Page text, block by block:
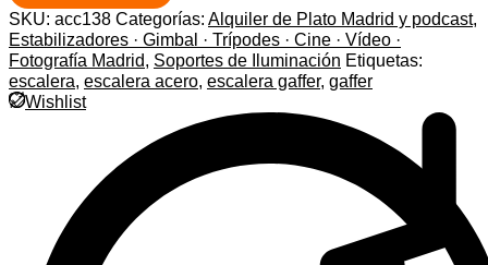
SKU: acc138 Categorías: Alquiler de Plato Madrid y podcast,
Estabilizadores · Gimbal · Trípodes · Cine · Vídeo ·
Fotografía Madrid, Soportes de Iluminación Etiquetas:
escalera, escalera acero, escalera gaffer, gaffer
Wishlist